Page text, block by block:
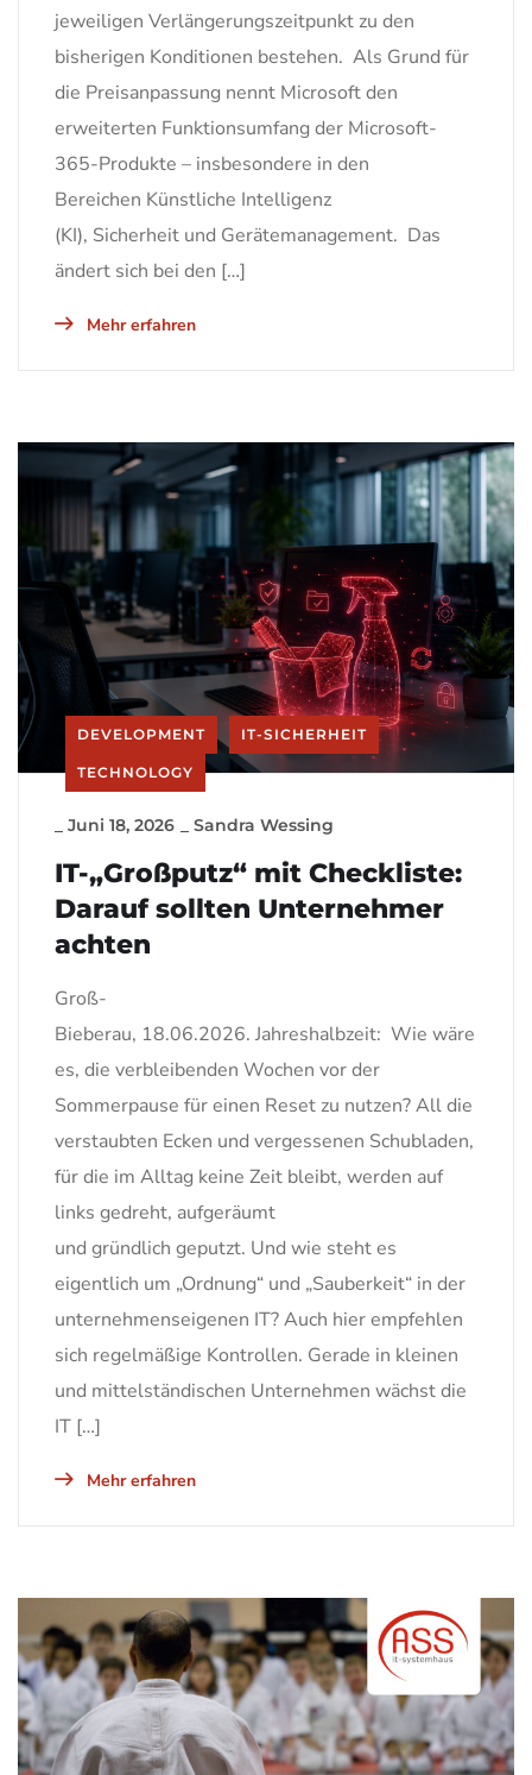
jeweiligen Verlängerungszeitpunkt zu den
bisherigen Konditionen bestehen. Als Grund für
die Preisanpassung nennt Microsoft den
erweiterten Funktionsumfang der Microsoft-
365-Produkte – insbesondere in den
Bereichen Künstliche Intelligenz
(KI), Sicherheit und Gerätemanagement. Das
ändert sich bei den […]
Mehr erfahren
DEVELOPMENT IT-SICHERHEIT
TECHNOLOGY
Juni 18, 2026 Sandra Wessing
IT-„Großputz“ mit Checkliste:
Darauf sollten Unternehmer
achten
Groß-
Bieberau, 18.06.2026. Jahreshalbzeit: Wie wäre
es, die verbleibenden Wochen vor der
Sommerpause für einen Reset zu nutzen? All die
verstaubten Ecken und vergessenen Schubladen,
für die im Alltag keine Zeit bleibt, werden auf
links gedreht, aufgeräumt
und gründlich geputzt. Und wie steht es
eigentlich um „Ordnung“ und „Sauberkeit“ in der
unternehmenseigenen IT? Auch hier empfehlen
sich regelmäßige Kontrollen. Gerade in kleinen
und mittelständischen Unternehmen wächst die
IT […]
Mehr erfahren